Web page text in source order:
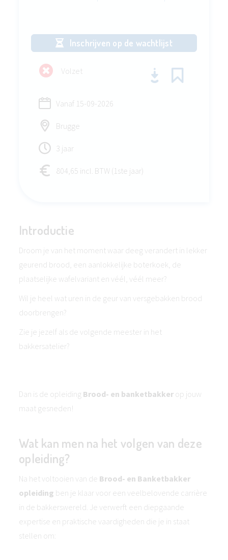
Inschrijven op de wachtlijst
Volzet
Vanaf 15-09-2026
Brugge
3 jaar
804,65 incl. BTW (1ste jaar)
Introductie
Droom je van het moment waar deeg verandert in lekker
geurend brood, een aanlokkelijke boterkoek, de
plaatselijke wafelvariant en véél, véél meer?
Wil je heel wat uren in de geur van versgebakken brood
doorbrengen?
Zie je jezelf als de volgende meester in het
bakkersatelier?
Dan is de opleiding Brood- en banketbakker op jouw
maat gesneden!
Wat kan men na het volgen van deze
opleiding?
Na het voltooien van de Brood- en Banketbakker
opleiding ben je klaar voor een veelbelovende carrière
in de bakkerswereld. Je verwerft een diepgaande
expertise en praktische vaardigheden die je in staat
stellen om: